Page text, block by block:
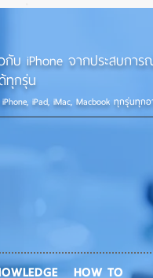
📱
กับ iPhone จากประสบการ
ทุกรุ่น
iPad, iMac, Macbook ทุกรุ่นทุกอ
HOW TO